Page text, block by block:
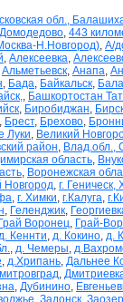
обл.,
, 443
Н.Новгород), А/
, Алексеевка,
Альметьевск, Анапа,
, Бада, Байкальск,
, Башкортостан
, Биробиджан,
, Брест, Брехово,
Луки, Великий
район, Влад.обл.,
область,
, Воронежская
Новгород, г. Геническ,
, г. Химки, г.Калуга,
, Геленджик,
Грай Воронец, Грай-
Кеннти, д. Кокино, д.
, д. Чемеры,
, д.Хрипань, Дальнее
,
, Дубинино,
, Задонск,